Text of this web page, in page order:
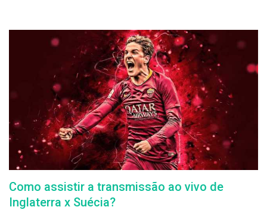
Como assistir a transmissão ao vivo de
Inglaterra x Suécia?